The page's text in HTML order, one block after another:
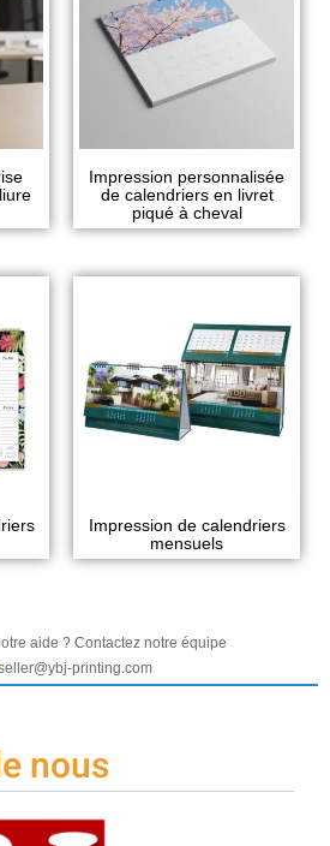
Impression personnalisée
de calendriers en livret
piqué à cheval
Impression de calendriers
mensuels
aide ? Contactez notre équipe
printing.com
nous